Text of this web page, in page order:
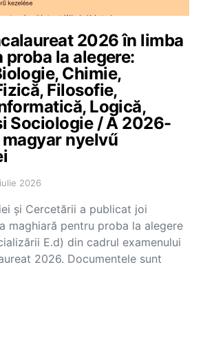
2026 în limba
proba la alegere:
Chimie,
Filosofie,
Logică,
Sociologie / A 2026-
nyelvű
2026
și Cercetării a publicat joi
maghiară pentru proba la alegere
E.d) din cadrul examenului
2026. Documentele sunt